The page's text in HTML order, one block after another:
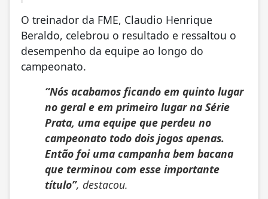
O treinador da FME, Claudio Henrique
Beraldo, celebrou o resultado e ressaltou o
desempenho da equipe ao longo do
campeonato.
“Nós acabamos ficando em quinto lugar
no geral e em primeiro lugar na Série
Prata, uma equipe que perdeu no
campeonato todo dois jogos apenas.
Então foi uma campanha bem bacana
que terminou com esse importante
título”, destacou.